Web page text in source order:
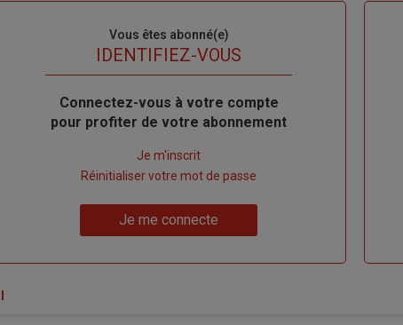
Vous êtes abonné(e)
IDENTIFIEZ-VOUS
Body
Connectez-vous à votre compte
pour profiter de votre abonnement
compte"
Je m'inscrit
Réinitialiser votre mot de passe
Je me connecte